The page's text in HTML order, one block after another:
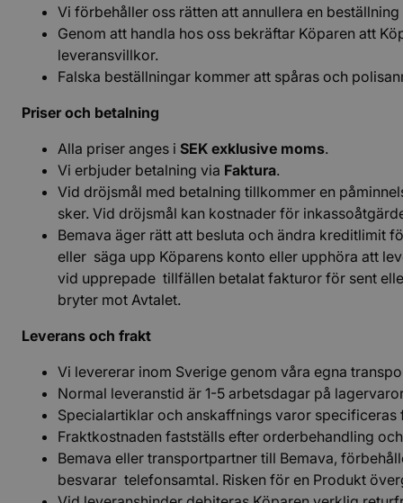
Vi förbehåller oss rätten att annullera en
Genom att handla hos oss bekräftar Köparen att
leveransvillkor.
Falska beställningar kommer att spåras och
Priser och betalning
Alla priser anges i SEK exklusive moms.
Vi erbjuder betalning via Faktura.
Vid dröjsmål med betalning tillkommer en
sker. Vid dröjsmål kan kostnader för
Bemava äger rätt att besluta och ändra kreditlimit
eller säga upp Köparens konto eller upphöra att
vid upprepade tillfällen betalat fakturor för sent
bryter mot Avtalet.
Leverans och frakt
Vi levererar inom Sverige genom våra egna
Normal leveranstid är 1-5 arbetsdagar på
Specialartiklar och anskaffnings varor
Fraktkostnaden fastställs efter orderbehandling
Bemava eller transportpartner till Bemava,
besvarar telefonsamtal. Risken för en Produkt